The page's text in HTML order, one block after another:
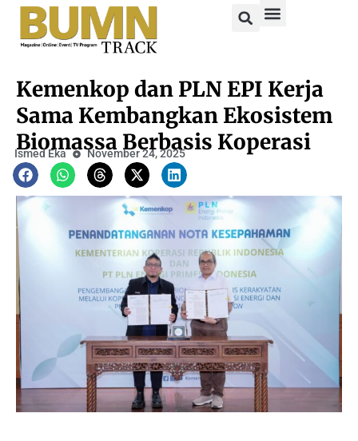
Kemenkop dan PLN EPI Kerja
Sama Kembangkan Ekosistem
Biomassa Berbasis Koperasi
Ismed Eka November 24, 2025